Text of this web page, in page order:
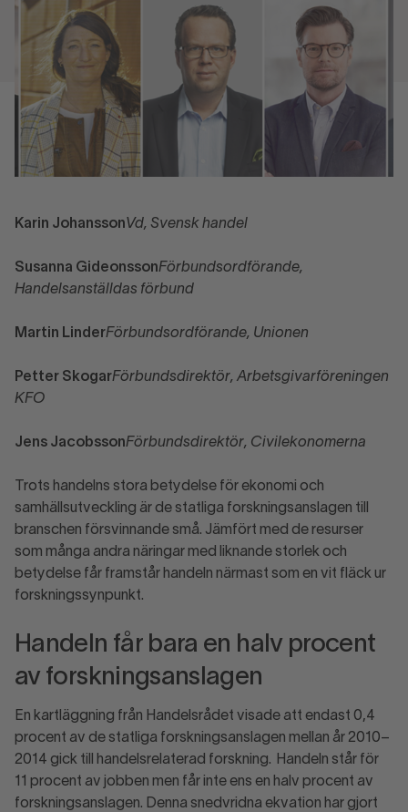
Karin Johansson Vd, Svensk handel
Susanna GideonssonFörbundsordförande,
Handelsanställdas förbund
Martin LinderFörbundsordförande, Unionen
Petter SkogarFörbundsdirektör, Arbetsgivarföreningen
KFO
Jens JacobssonFörbundsdirektör, Civilekonomerna
Trots handelns stora betydelse för ekonomi och
samhällsutveckling är de statliga forskningsanslagen till
branschen försvinnande små. Jämfört med de resurser
som många andra näringar med liknande storlek och
betydelse får framstår handeln närmast som en vit fläck ur
forskningssynpunkt.
Handeln får bara en halv procent
av forskningsanslagen
En kartläggning från Handelsrådet visade att endast 0,4
procent av de statliga forskningsanslagen mellan år 2010–
2014 gick till handelsrelaterad forskning. Handeln står för
11 procent av jobben men får inte ens en halv procent av
forskningsanslagen. Denna snedvridna ekvation har gjort